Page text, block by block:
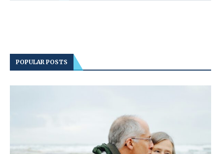
POPULAR POSTS